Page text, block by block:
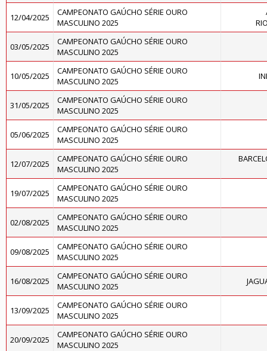
12/04/2025
CAMPEONATO GAÚCHO SÉRIE OURO
MASCULINO 2025
03/05/2025
CAMPEONATO GAÚCHO SÉRIE OURO
MASCULINO 2025
10/05/2025
CAMPEONATO GAÚCHO SÉRIE OURO
MASCULINO 2025
31/05/2025
CAMPEONATO GAÚCHO SÉRIE OURO
MASCULINO 2025
05/06/2025
CAMPEONATO GAÚCHO SÉRIE OURO
MASCULINO 2025
12/07/2025
CAMPEONATO GAÚCHO SÉRIE OURO
MASCULINO 2025
19/07/2025
CAMPEONATO GAÚCHO SÉRIE OURO
MASCULINO 2025
02/08/2025
CAMPEONATO GAÚCHO SÉRIE OURO
MASCULINO 2025
09/08/2025
CAMPEONATO GAÚCHO SÉRIE OURO
MASCULINO 2025
16/08/2025
CAMPEONATO GAÚCHO SÉRIE OURO
MASCULINO 2025
13/09/2025
CAMPEONATO GAÚCHO SÉRIE OURO
MASCULINO 2025
20/09/2025
CAMPEONATO GAÚCHO SÉRIE OURO
MASCULINO 2025